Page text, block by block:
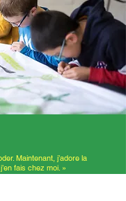
Maintenant, j’adore la
fais chez moi. »